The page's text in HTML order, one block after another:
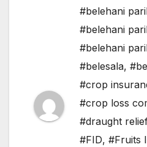
#belehani
#belehani
#belehani
#belesala,
#crop
#crop loss
#draught
#FID, #Fruits